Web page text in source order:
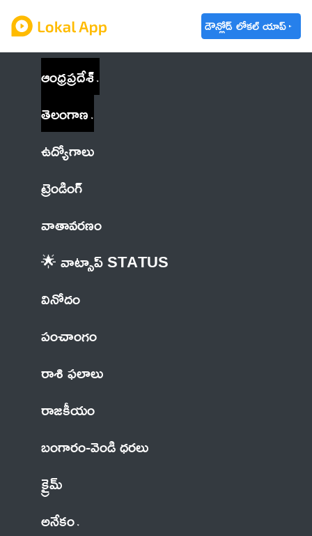
డౌన్లోడ్ లోకల్ యాప్
ఆంధ్రప్రదేశ్
తెలంగాణ
ఉద్యోగాలు
ట్రెండింగ్
వాతావరణం
🌟 వాట్సాప్ STATUS
వినోదం
పంచాంగం
రాశి ఫలాలు
రాజకీయం
బంగారం-వెండి ధరలు
క్రైమ్
అనేకం